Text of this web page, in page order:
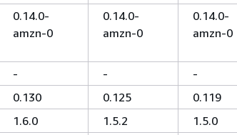
0.14.0-
amzn-0
0.14.0-
amzn-0
0.14.0-
amzn-0
- - -
0.130 0.125 0.119
1.6.0 1.5.2 1.5.0